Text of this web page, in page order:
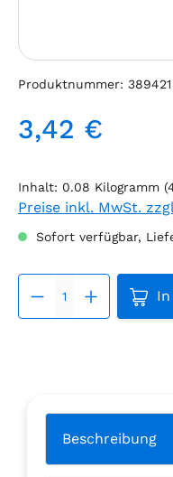
Produktnummer: 389421
Regulärer Preis:
3,42 €
Inhalt: 0.08 Kilogramm
Preise inkl. MwSt.
Sofort verfügbar,
Beschreibung